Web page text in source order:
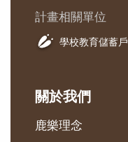
計畫相關單位
學校教育儲蓄戶
關於我們
鹿樂理念